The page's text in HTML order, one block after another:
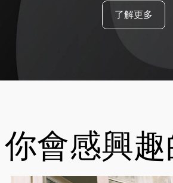
了解更多
你會感興